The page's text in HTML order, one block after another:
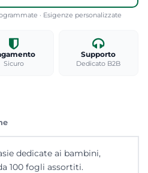
· Esigenze personalizzate
Sicuro
Supporto
Dedicato B2B
dedicate ai bambini,
100 fogli assortiti.